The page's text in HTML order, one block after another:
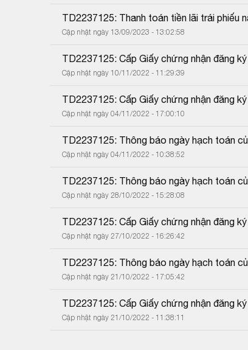
TD2237125: Thanh toán tiền lãi trái phiếu
Cập nhật ngày 13/09/2023 - 13:02:58
TD2237125: Cấp Giấy chứng nhận đăng
Cập nhật ngày 10/11/2022 - 11:29:39
TD2237125: Cấp Giấy chứng nhận đăng
Cập nhật ngày 04/11/2022 - 17:00:10
TD2237125: Thông báo ngày hạch toán
Cập nhật ngày 04/11/2022 - 10:38:52
TD2237125: Thông báo ngày hạch toán
Cập nhật ngày 28/10/2022 - 15:28:08
TD2237125: Cấp Giấy chứng nhận đăng
Cập nhật ngày 27/10/2022 - 16:26:42
TD2237125: Thông báo ngày hạch toán
Cập nhật ngày 21/10/2022 - 17:05:42
TD2237125: Cấp Giấy chứng nhận đăng
Cập nhật ngày 21/10/2022 - 11:38:11